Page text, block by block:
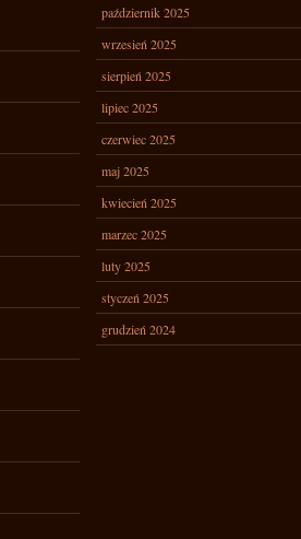
październik 2025
wrzesień 2025
sierpień 2025
lipiec 2025
czerwiec 2025
maj 2025
kwiecień 2025
marzec 2025
luty 2025
styczeń 2025
grudzień 2024